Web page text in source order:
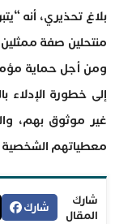
بلاغ تحذيري، أنه
منتحلين صفة
ومن أجل حماية
إلى خطورة الإدلاء
غير موثوق بهم،
معطياتهم
شارك
المقال
شارك